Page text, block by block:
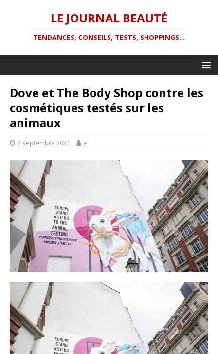
LE JOURNAL BEAUTÉ
TENDANCES, CONSEILS, TESTS, SHOPPINGS...
Dove et The Body Shop contre les
cosmétiques testés sur les
animaux
2 septembre 2021 e